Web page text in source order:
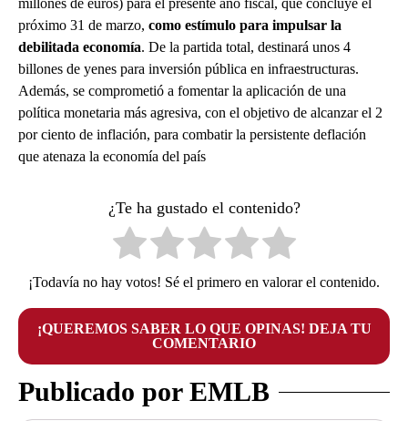
millones de euros) para el presente año fiscal, que concluye el
próximo 31 de marzo, como estímulo para impulsar la
debilitada economía. De la partida total, destinará unos 4
billones de yenes para inversión pública en infraestructuras.
Además, se comprometió a fomentar la aplicación de una
política monetaria más agresiva, con el objetivo de alcanzar el 2
por ciento de inflación, para combatir la persistente deflación
que atenaza la economía del país
¿Te ha gustado el contenido?
¡Todavía no hay votos! Sé el primero en valorar el contenido.
¡QUEREMOS SABER LO QUE OPINAS! DEJA TU
COMENTARIO
Publicado por EMLB